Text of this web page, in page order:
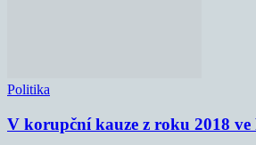
Politika
V korupční kauze z roku 2018